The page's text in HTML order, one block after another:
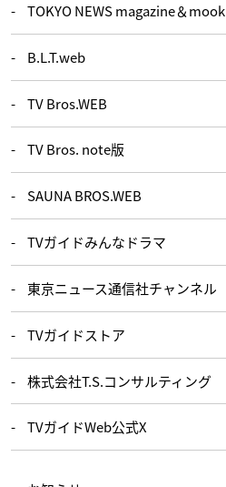
TOKYO NEWS magazine＆mook
B.L.T.web
TV Bros.WEB
TV Bros. note版
SAUNA BROS.WEB
TVガイドみんなドラマ
東京ニュース通信社チャンネル
TVガイドストア
株式会社T.S.コンサルティング
TVガイドWeb公式X